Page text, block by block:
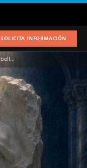
SOLICITA INFORMACIÓN
La opción por la belleza